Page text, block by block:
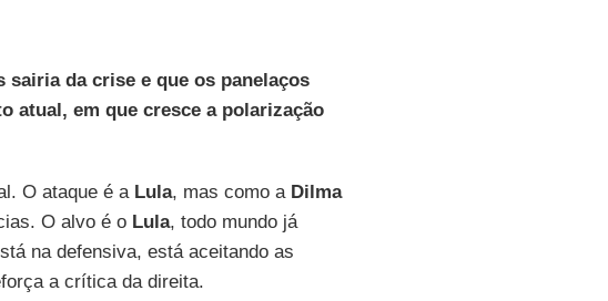
sairia da crise e que os panelaços
atual, em que cresce a polarização
O ataque é a Lula, mas como a Dilma
O alvo é o Lula, todo mundo já
na defensiva, está aceitando as
a crítica da direita.